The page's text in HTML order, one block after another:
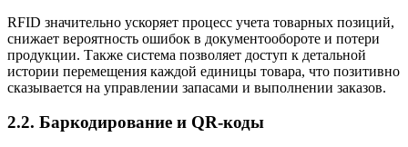
RFID значительно ускоряет процесс учета товарных позиций,
снижает вероятность ошибок в документообороте и потери
продукции. Также система позволяет доступ к детальной
истории перемещения каждой единицы товара, что позитивно
сказывается на управлении запасами и выполнении заказов.
2.2. Баркодирование и QR-коды